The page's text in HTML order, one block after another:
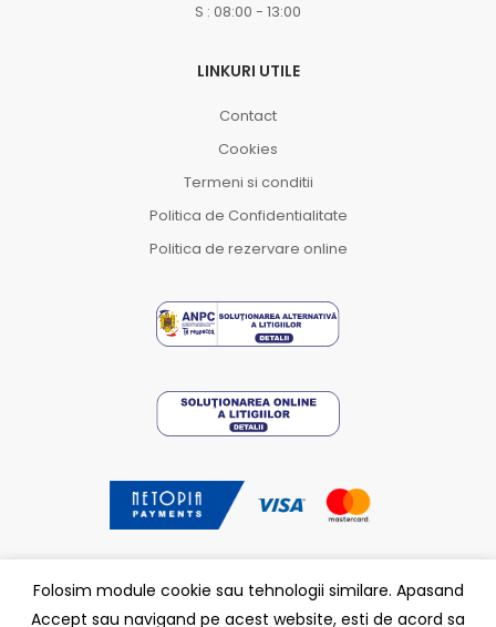
S : 08:00 - 13:00
LINKURI UTILE
Contact
Cookies
Termeni si conditii
Politica de Confidentialitate
Politica de rezervare online
Folosim module cookie sau tehnologii similare. Apasand
Accept sau navigand pe acest website, esti de acord sa